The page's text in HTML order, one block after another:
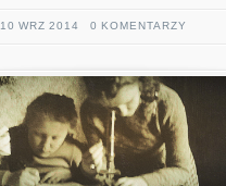
10 WRZ 2014 0 KOMENTARZY